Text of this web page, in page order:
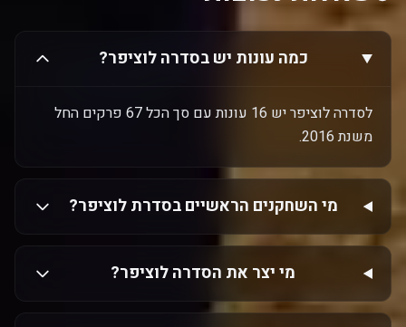
כמה עונות יש בסדרה לוציפר?
לסדרה לוציפר יש 16 עונות עם סך הכל 67 פרקים החל
משנת 2016.
מי השחקנים הראשיים בסדרת לוציפר?
מי יצר את הסדרה לוציפר?